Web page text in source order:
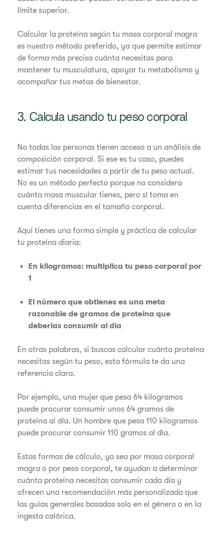
límite superior.
Calcular la proteína según tu masa corporal magra
es nuestro método preferido, ya que permite estimar
de forma más precisa cuánta necesitas para
mantener tu musculatura, apoyar tu metabolismo y
acompañar tus metas de bienestar.
3. Calcula usando tu peso corporal
No todas las personas tienen acceso a un análisis de
composición corporal. Si ese es tu caso, puedes
estimar tus necesidades a partir de tu peso actual.
No es un método perfecto porque no considera
cuánta masa muscular tienes, pero sí toma en
cuenta diferencias en el tamaño corporal.
Aquí tienes una forma simple y práctica de calcular
tu proteína diaria:
En kilogramos: multiplica tu peso corporal por
1
El número que obtienes es una meta
razonable de gramos de proteína que
deberías consumir al día
En otras palabras, si buscas calcular cuánta proteína
necesitas según tu peso, esta fórmula te da una
referencia clara.
Por ejemplo, una mujer que pesa 64 kilogramos
puede procurar consumir unos 64 gramos de
proteína al día. Un hombre que pesa 110 kilogramos
puede procurar consumir 110 gramos al día.
Estas formas de cálculo, ya sea por masa corporal
magra o por peso corporal, te ayudan a determinar
cuánta proteína necesitas consumir cada día y
ofrecen una recomendación más personalizada que
las guías generales basadas solo en el género o en la
ingesta calórica.